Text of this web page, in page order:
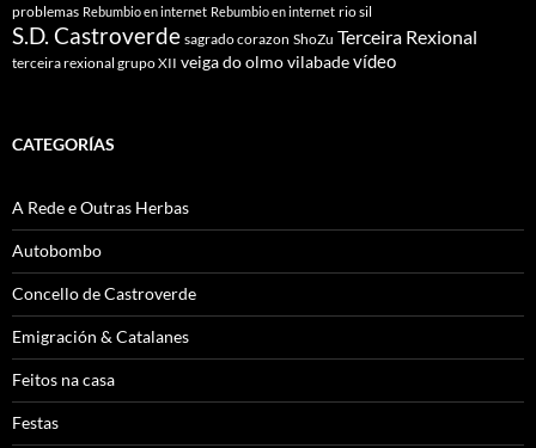
problemas Rebumbio en internet Rebumbio en internet rio sil
S.D. Castroverde sagrado corazon ShoZu Terceira Rexional
terceira rexional grupo XII veiga do olmovilabadevídeo
CATEGORÍAS
A Rede e Outras Herbas
Autobombo
Concello de Castroverde
Emigración & Catalanes
Feitos na casa
Festas